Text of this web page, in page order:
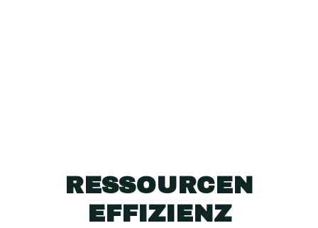
RESSOURCEN
EFFIZIENZ